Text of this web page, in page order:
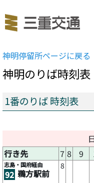
神明停留所ページに戻る
神明のりば時刻表
1番のりば 時刻表
行き先
7 8 9
志島・国府経由
92 鵜方駅前
8